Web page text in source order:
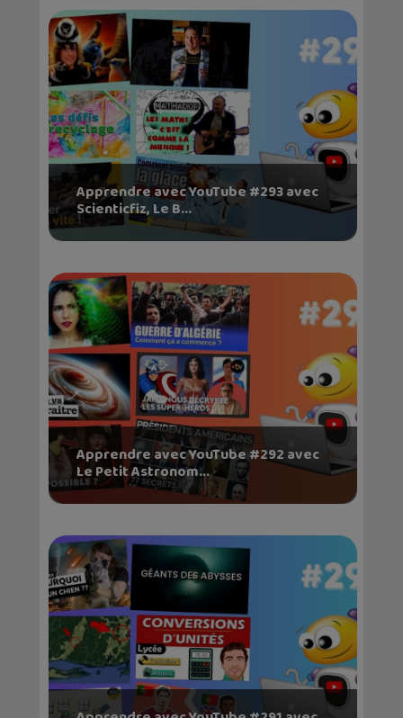
Apprendre avec YouTube #293 avec
Scienticfiz, Le B...
Apprendre avec YouTube #292 avec
Le Petit Astronom...